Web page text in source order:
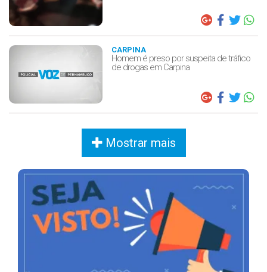
CARPINA
Homem é preso por suspeita de tráfico
de drogas em Carpina
Mostrar mais